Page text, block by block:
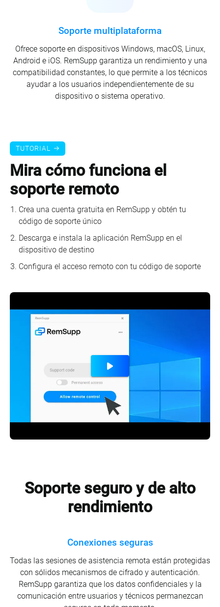
Soporte multiplataforma
Ofrece soporte en dispositivos Windows, macOS, Linux,
Android e iOS. RemSupp garantiza un rendimiento y una
compatibilidad constantes, lo que permite a los técnicos
ayudar a los usuarios independientemente de su
dispositivo o sistema operativo.
TUTORIAL
Mira cómo funciona el
soporte remoto
Crea una cuenta gratuita en RemSupp y obtén tu
código de soporte único
Descarga e instala la aplicación RemSupp en el
dispositivo de destino
Configura el acceso remoto con tu código de soporte
Soporte seguro y de alto
rendimiento
Conexiones seguras
Todas las sesiones de asistencia remota están protegidas
con sólidos mecanismos de cifrado y autenticación.
RemSupp garantiza que los datos confidenciales y la
comunicación entre usuarios y técnicos permanezcan